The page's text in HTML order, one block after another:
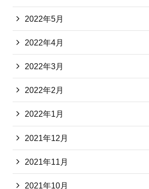
2022年5月
2022年4月
2022年3月
2022年2月
2022年1月
2021年12月
2021年11月
2021年10月